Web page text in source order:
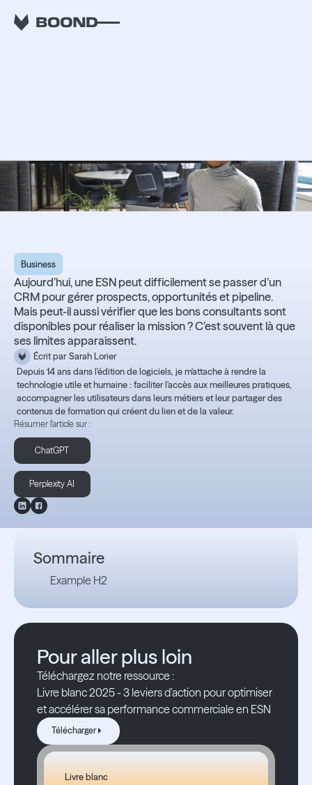
RETOUR
Business
Aujourd’hui, une ESN peut difficilement se passer d’un
CRM pour gérer prospects, opportunités et pipeline.
Mais peut-il aussi vérifier que les bons consultants sont
disponibles pour réaliser la mission ? C’est souvent là que
ses limites apparaissent.
Écrit par Sarah Lorier
Depuis 14 ans dans l'édition de logiciels, je m'attache à rendre la
technologie utile et humaine : faciliter l'accès aux meilleures pratiques,
accompagner les utilisateurs dans leurs métiers et leur partager des
contenus de formation qui créent du lien et de la valeur.
Résumer l'article sur :
ChatGPT
Perplexity AI
Sommaire
Example H2
Pour aller plus loin
Téléchargez notre ressource :
Livre blanc 2025 - 3 leviers d’action pour optimiser
et accélérer sa performance commerciale en ESN
Télécharger
Télécharger
Livre blanc